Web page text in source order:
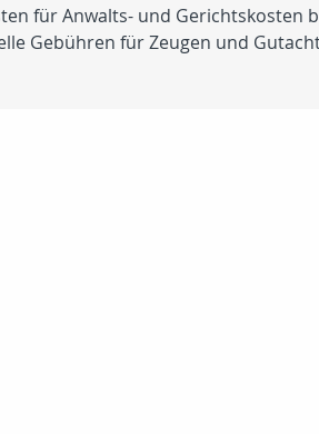
für Anwalts- und Gerichtskosten
Gebühren für Zeugen und